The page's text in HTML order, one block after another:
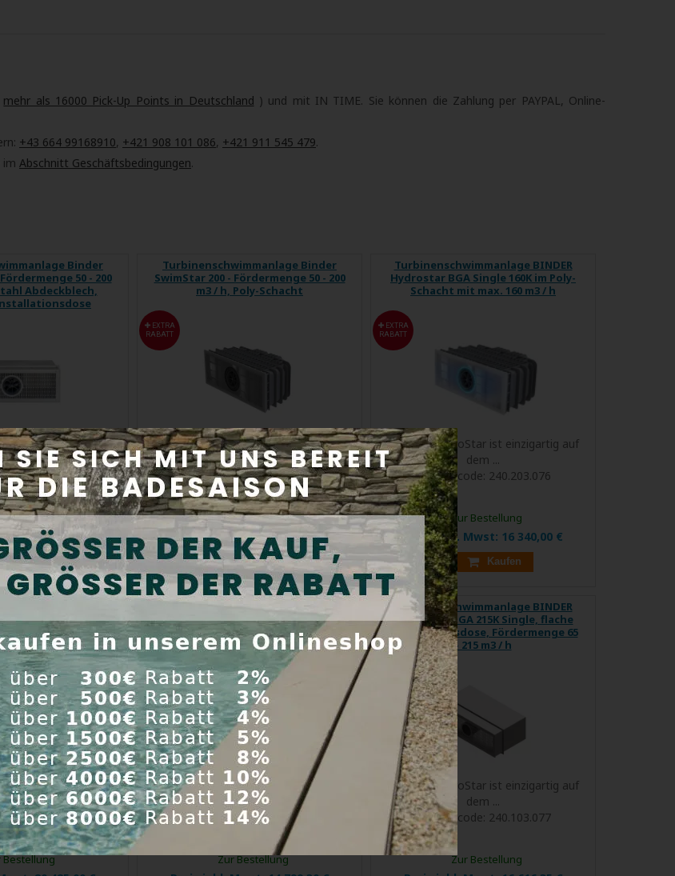
mehr als 16000 Pick-Up Points in Deutschland ) und mit IN TIME. Sie können die Zahlung per PAYPAL, Online-
+43 664 99168910, +421 908 101 086, +421 911 545 479.
im Abschnitt Geschäftsbedingungen.
Binder
50 - 200
Abdeckblech,
ist Schwimmen auf
coole ...
swimstar200ne
12 065,45 €
Kaufen
5 Tagen
Turbinenschwimmanlage Binder
SwimStar 200 - Fördermenge 50 - 200
m3 / h, Poly-Schacht
EXTRA
RABATT
SwimStar - das ist Schwimmen auf
die coole ...
Produktcode:swimstar200ps
Preis inkl. Mwst:12 065,45 €
Kaufen
In 5 Tagen
Turbinenschwimmanlage BINDER
Hydrostar BGA Single 160K im Poly-
Schacht mit max. 160 m3 / h
EXTRA
RABATT
BINDER HydroStar ist einzigartig auf
dem ...
Produktcode: 240.203.076
Preis inkl. Mwst: 16 340,00 €
Kaufen
Zur Bestellung
275K im Poly-
max. 275 m3 / h
auf dem
der ...
240.203.090
Bestellung
Turbinenschwimmanlage BINDER
Hydrostar BGA 160K Single, flache
Installationsdose, Fördermenge 50
- 160 m3 / h
EXTRA
RABATT
HydroStar ist einzigartig auf dem
Markt der ...
Produktcode:240.103.076
Zur Bestellung
Turbinenschwimmanlage BINDER
Hydrostar BGA 215K Single, flache
Installationsdose, Fördermenge 65
- 215 m3 / h
BINDER HydroStar ist einzigartig auf
dem ...
Produktcode: 240.103.077
Zur Bestellung